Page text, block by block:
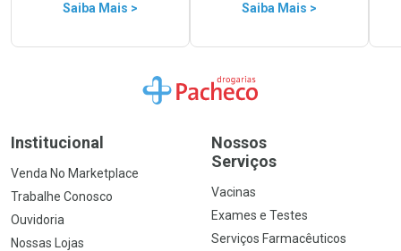
Saiba Mais > Saiba Mais >
Ir para a Home
Institucional
Venda No Marketplace
Trabalhe Conosco
Ouvidoria
Nossas Lojas
Nossos
Serviços
Vacinas
Exames e Testes
Serviços Farmacêuticos